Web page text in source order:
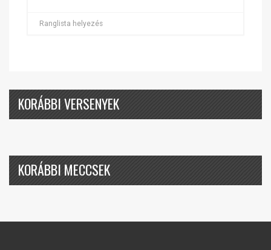
Ranglista helyezés
KORÁBBI VERSENYEK
KORÁBBI MECCSEK